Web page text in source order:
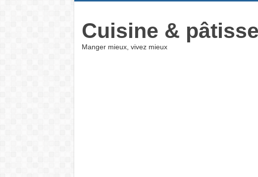
Cuisine &
Manger mieux, vivez mieux